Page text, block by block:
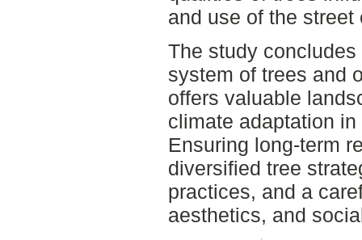
and use of the street
The study concludes
system of trees and
offers valuable
climate adaptation
Ensuring long-term
diversified tree
practices, and a
aesthetics, and